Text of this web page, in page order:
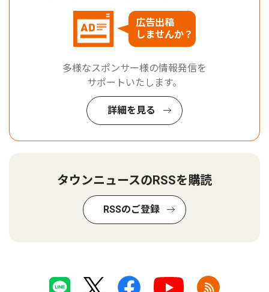
広告出稿
しませんか？
多様なスポンサー様の情報発信を
サポートいたします。
詳細を見る
タウンニュースのRSSを購読
RSSのご登録